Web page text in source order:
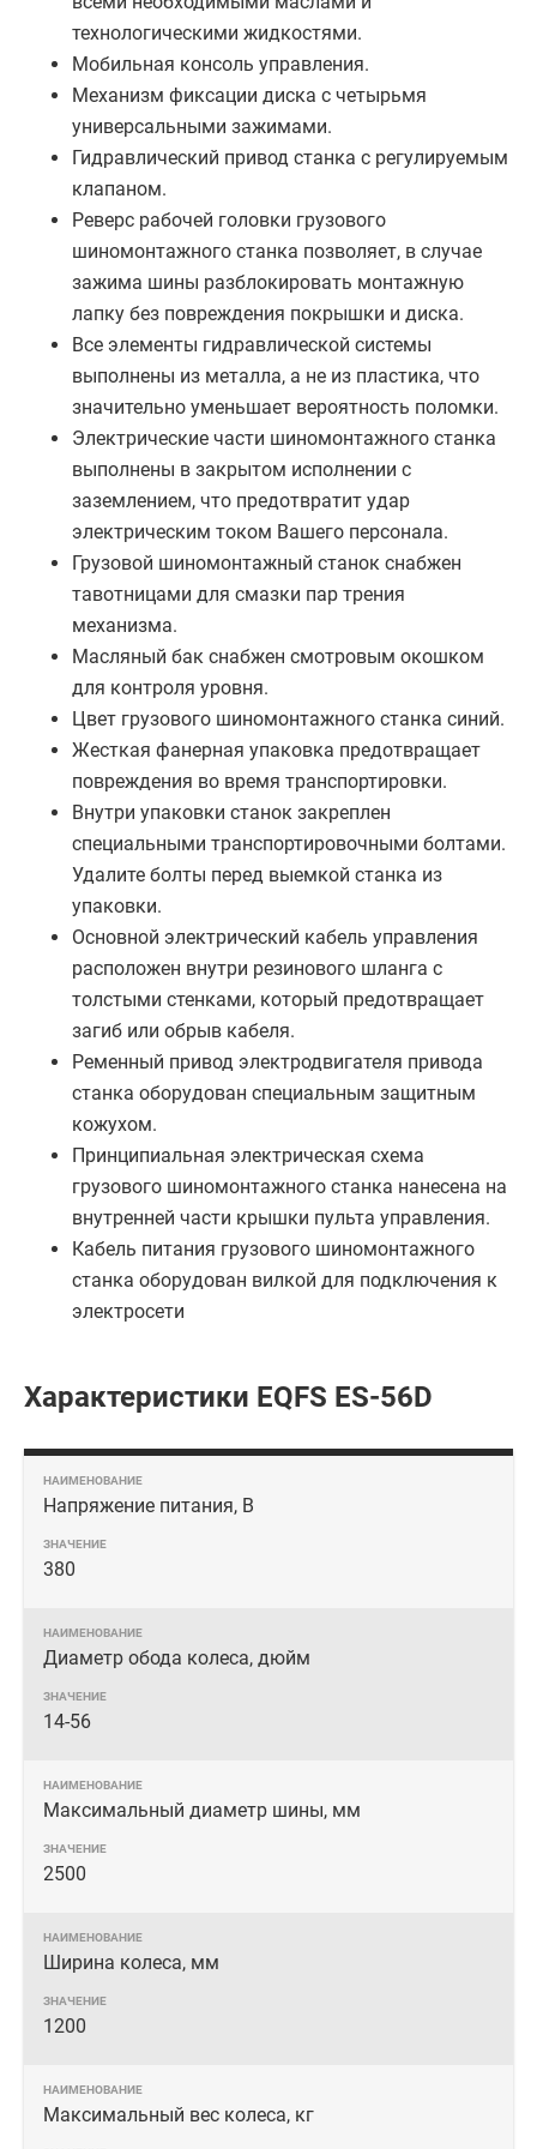
технологическими жидкостями.
Мобильная консоль управления.
Механизм фиксации диска с четырьмя
универсальными зажимами.
Гидравлический привод станка с регулируемым
клапаном.
Реверс рабочей головки грузового
шиномонтажного станка позволяет, в случае
зажима шины разблокировать монтажную
лапку без повреждения покрышки и диска.
Все элементы гидравлической системы
выполнены из металла, а не из пластика, что
значительно уменьшает вероятность поломки.
Электрические части шиномонтажного станка
выполнены в закрытом исполнении с
заземлением, что предотвратит удар
электрическим током Вашего персонала.
Грузовой шиномонтажный станок снабжен
тавотницами для смазки пар трения
механизма.
Масляный бак снабжен смотровым окошком
для контроля уровня.
Цвет грузового шиномонтажного станка синий.
Жесткая фанерная упаковка предотвращает
повреждения во время транспортировки.
Внутри упаковки станок закреплен
специальными транспортировочными болтами.
Удалите болты перед выемкой станка из
упаковки.
Основной электрический кабель управления
расположен внутри резинового шланга с
толстыми стенками, который предотвращает
загиб или обрыв кабеля.
Ременный привод электродвигателя привода
станка оборудован специальным защитным
кожухом.
Принципиальная электрическая схема
грузового шиномонтажного станка нанесена на
внутренней части крышки пульта управления.
Кабель питания грузового шиномонтажного
станка оборудован вилкой для подключения к
электросети
Характеристики EQFS ES-56D
Напряжение питания, В
380
Диаметр обода колеса, дюйм
14-56
Максимальный диаметр шины, мм
2500
Ширина колеса, мм
1200
Максимальный вес колеса, кг